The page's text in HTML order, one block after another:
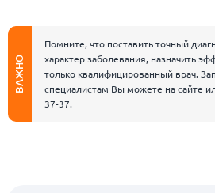
ВАЖНО
Помните, что поставить точный
характер заболевания, назначить
только квалифицированный врач.
специалистам Вы можете на сайте
37-37.